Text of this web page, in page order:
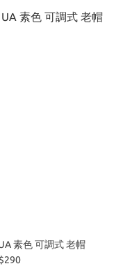
素色 可調式 老帽